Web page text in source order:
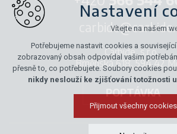
Carbide, s.r.o.,
Brněnská 618, 594 42
POPTÁVKA
Nastavení
Vítejte na našem
Potřebujeme nastavit cookies a
zobrazovaný obsah odpovídal vašim
přesně to, co potřebujete. Soubory cookies
nikdy neslouží ke zjišťování totožnosti
Přijmout všechny cookies